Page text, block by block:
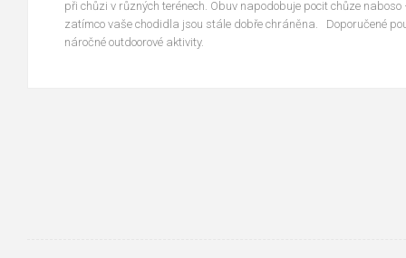
při chůzi v různých terénech. Obuv napodobuje pocit chůze
zatímco vaše chodidla jsou stále dobře chráněna. Doporučené
náročné outdoorové aktivity.